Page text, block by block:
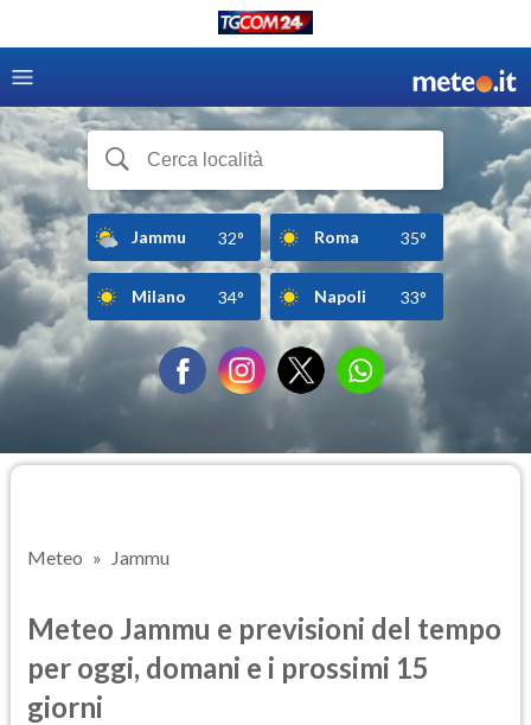
Jammu 32° Roma 35°
Milano 34° Napoli 33°
Meteo Jammu
Meteo Jammu e previsioni del tempo
per oggi, domani e i prossimi 15
giorni